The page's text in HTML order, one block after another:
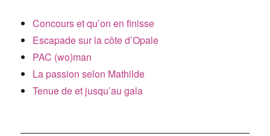
Concours et qu’on en finisse
Escapade sur la côte d’Opale
PAC (wo)man
La passion selon Mathilde
Tenue de et jusqu’au gala